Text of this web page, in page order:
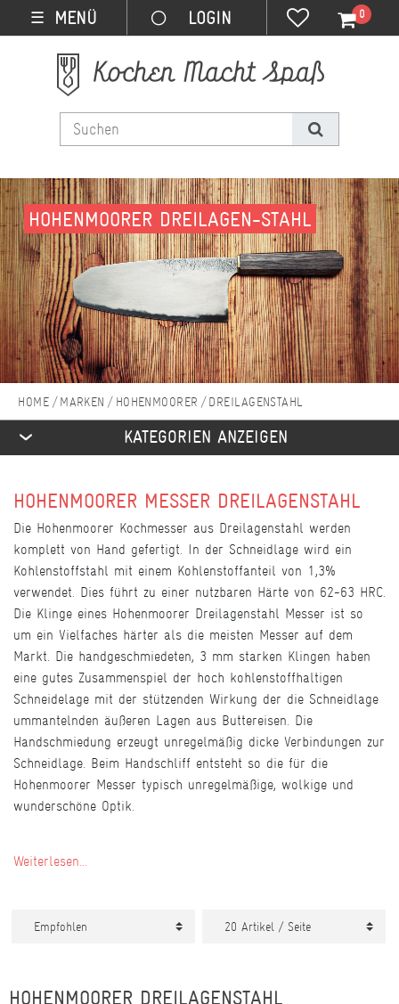
☰ MENÜ 0
HOHENMOORER DREILAGEN-STAHL
MARKEN HOHENMOORER DREILAGENSTAHL
KATEGORIEN ANZEIGEN
HOHENMOORER MESSER DREILAGENSTAHL
Die Hohenmoorer Kochmesser aus Dreilagenstahl werden
komplett von Hand gefertigt. In der Schneidlage wird ein
Kohlenstoffstahl mit einem Kohlenstoffanteil von 1,3%
verwendet. Dies führt zu einer nutzbaren Härte von 62-63 HRC.
Die Klinge eines Hohenmoorer Dreilagenstahl Messer ist so
um ein Vielfaches härter als die meisten Messer auf dem
Markt. Die handgeschmiedeten, 3 mm starken Klingen haben
eine gutes Zusammenspiel der hoch kohlenstoffhaltigen
Schneidelage mit der stützenden Wirkung der die Schneidlage
ummantelnden äußeren Lagen aus Buttereisen. Die
Handschmiedung erzeugt unregelmäßig dicke Verbindungen zur
Schneidlage. Beim Handschliff entsteht so die für die
Hohenmoorer Messer typisch unregelmäßige, wolkige und
wunderschöne Optik.
Weiterlesen...
HOHENMOORER DREILAGENSTAHL